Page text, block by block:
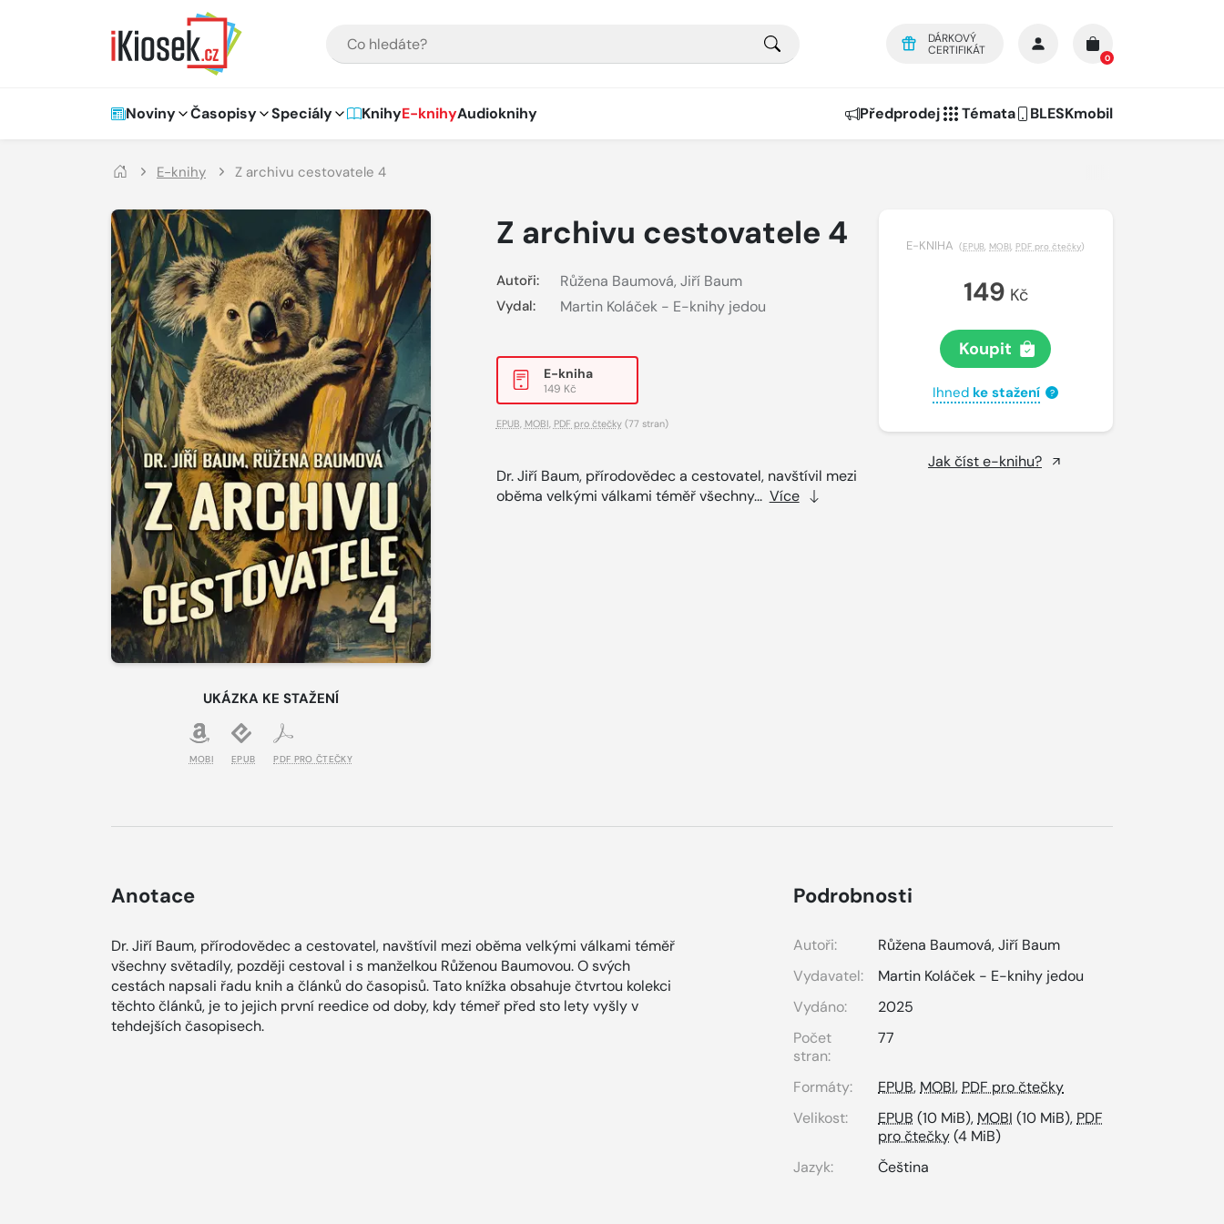
DÁRKOVÝ
CERTIFIKÁT
0
Hlavní navigace
Noviny Časopisy Speciály KnihyE-knihyAudioknihy Předprodej Témata BLESKmobil
E-knihy Z archivu cestovatele 4
UKÁZKA KE STAŽENÍ
MOBI EPUB PDF PRO ČTEČKY
Z archivu cestovatele 4
Autoři: Růžena Baumová, Jiří Baum
Vydal: Martin Koláček - E-knihy jedou
E-kniha
149 Kč
EPUB MOBI PDF pro čtečky(77 stran)
Dr. Jiří Baum, přírodovědec a cestovatel, navštívil mezi
oběma velkými válkami téměř všechny... Více
E-KNIHA (EPUB, MOBI, PDF pro čtečky)
149 Kč
Koupit
Ihned ke stažení ?
Jak číst e-knihu?
Anotace
Dr. Jiří Baum, přírodovědec a cestovatel, navštívil mezi oběma velkými válkami téměř
všechny světadíly, později cestoval i s manželkou Růženou Baumovou. O svých
cestách napsali řadu knih a článků do časopisů. Tato knížka obsahuje čtvrtou kolekci
těchto článků, je to jejich první reedice od doby, kdy témeř před sto lety vyšly v
tehdejších časopisech.
Podrobnosti
Autoři: Růžena Baumová,Jiří Baum
Vydavatel:
Martin Koláček - E-knihy jedou
Vydáno:
2025
Počet
stran:
77
Formáty: EPUB, MOBI, PDF pro čtečky
Velikost:
EPUB (10 MiB), MOBI (10 MiB), PDF
pro čtečky(4 MiB)
Jazyk:
Čeština